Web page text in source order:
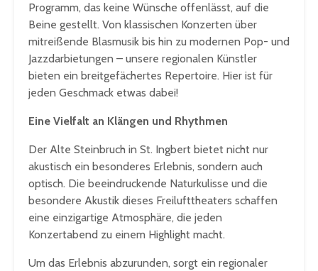
Programm, das keine Wünsche offenlässt, auf die
Beine gestellt. Von klassischen Konzerten über
mitreißende Blasmusik bis hin zu modernen Pop- und
Jazzdarbietungen – unsere regionalen Künstler
bieten ein breitgefächertes Repertoire. Hier ist für
jeden Geschmack etwas dabei!
Eine Vielfalt an Klängen und Rhythmen
Der Alte Steinbruch in St. Ingbert bietet nicht nur
akustisch ein besonderes Erlebnis, sondern auch
optisch. Die beeindruckende Naturkulisse und die
besondere Akustik dieses Freilufttheaters schaffen
eine einzigartige Atmosphäre, die jeden
Konzertabend zu einem Highlight macht.
Um das Erlebnis abzurunden, sorgt ein regionaler